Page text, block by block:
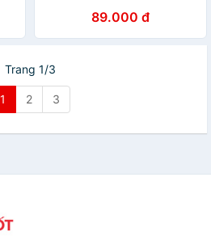
89.000 đ
Trang 1/3
1 2 3